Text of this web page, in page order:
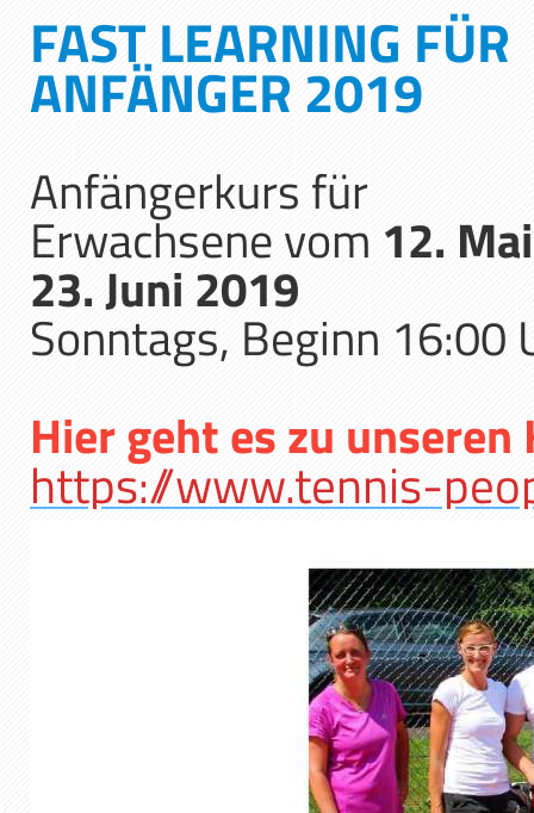
FAST LEARNING FÜR
ANFÄNGER 2019
Anfängerkurs für
Erwachsene vom 12.
23. Juni 2019
Sonntags, Beginn 16:00
Hier geht es zu
https://www.tennis-